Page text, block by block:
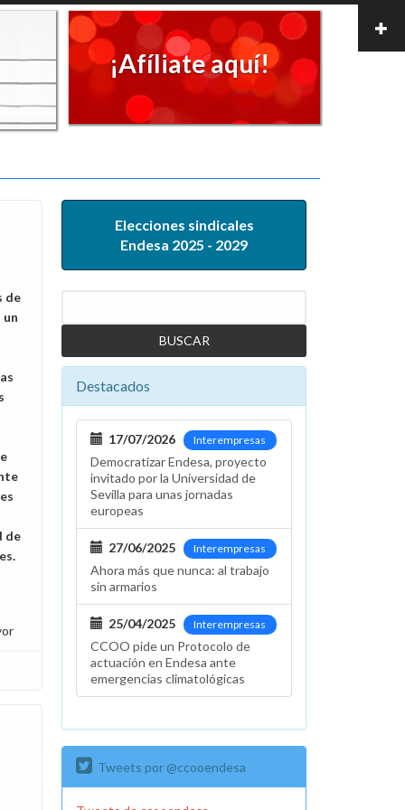
¡Afíliate aquí!
de
un
de
Elecciones sindicales
Endesa 2025 - 2029
Destacados
Interempresas
17/07/2026
Democratizar Endesa, proyecto
invitado por la Universidad de
Sevilla para unas jornadas
europeas
Interempresas
27/06/2025
Ahora más que nunca: al trabajo
sin armarios
Interempresas
25/04/2025
CCOO pide un Protocolo de
actuación en Endesa ante
emergencias climatológicas
Tweets por @ccooendesa